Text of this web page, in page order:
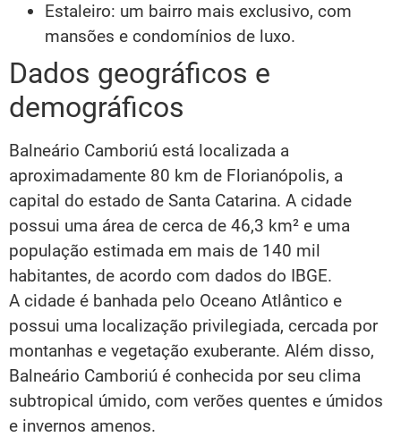
Estaleiro: um bairro mais exclusivo, com
mansões e condomínios de luxo.
Dados geográficos e
demográficos
Balneário Camboriú está localizada a
aproximadamente 80 km de Florianópolis, a
capital do estado de Santa Catarina. A cidade
possui uma área de cerca de 46,3 km² e uma
população estimada em mais de 140 mil
habitantes, de acordo com dados do IBGE.
A cidade é banhada pelo Oceano Atlântico e
possui uma localização privilegiada, cercada por
montanhas e vegetação exuberante. Além disso,
Balneário Camboriú é conhecida por seu clima
subtropical úmido, com verões quentes e úmidos
e invernos amenos.